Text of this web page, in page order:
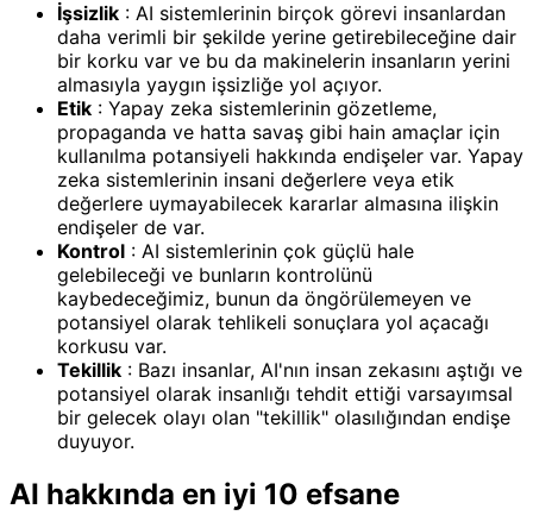
İşsizlik : AI sistemlerinin birçok görevi insanlardan
daha verimli bir şekilde yerine getirebileceğine dair
bir korku var ve bu da makinelerin insanların yerini
almasıyla yaygın işsizliğe yol açıyor.
Etik : Yapay zeka sistemlerinin gözetleme,
propaganda ve hatta savaş gibi hain amaçlar için
kullanılma potansiyeli hakkında endişeler var. Yapay
zeka sistemlerinin insani değerlere veya etik
değerlere uymayabilecek kararlar almasına ilişkin
endişeler de var.
Kontrol : AI sistemlerinin çok güçlü hale
gelebileceği ve bunların kontrolünü
kaybedeceğimiz, bunun da öngörülemeyen ve
potansiyel olarak tehlikeli sonuçlara yol açacağı
korkusu var.
Tekillik : Bazı insanlar, AI'nın insan zekasını aştığı ve
potansiyel olarak insanlığı tehdit ettiği varsayımsal
bir gelecek olayı olan "tekillik" olasılığından endişe
duyuyor.
AI hakkında en iyi 10 efsane